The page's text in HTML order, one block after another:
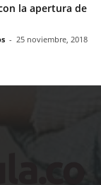
la apertura de
- 25 noviembre, 2018